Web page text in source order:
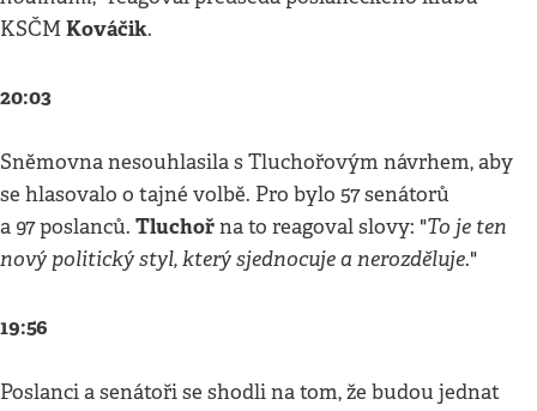
KSČMKováčik.
20:03
Sněmovna nesouhlasila s Tluchořovým návrhem, aby
se hlasovalo o tajné volbě. Pro bylo 57 senátorů
a 97 poslanců. Tluchořna to reagoval slovy: "To je ten
nový politický styl, který sjednocuje a nerozděluje."
19:56
Poslanci a senátoři se shodli na tom, že budou jednat